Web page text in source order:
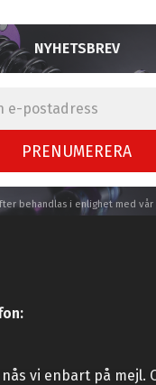
NYHETSBREV
PRENUMERERA
behandlas i enlighet med vår
nås vi enbart på mejl.